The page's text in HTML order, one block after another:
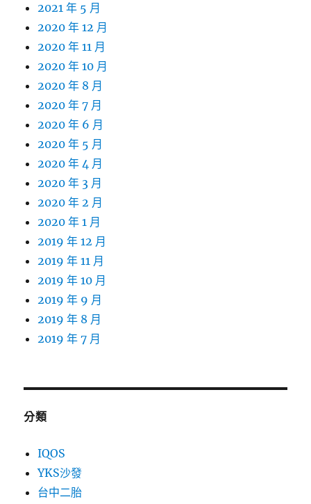
2021 年 5 月
2020 年 12 月
2020 年 11 月
2020 年 10 月
2020 年 8 月
2020 年 7 月
2020 年 6 月
2020 年 5 月
2020 年 4 月
2020 年 3 月
2020 年 2 月
2020 年 1 月
2019 年 12 月
2019 年 11 月
2019 年 10 月
2019 年 9 月
2019 年 8 月
2019 年 7 月
分類
IQOS
YKS沙發
台中二胎